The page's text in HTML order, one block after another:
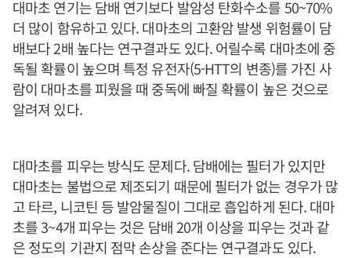
대마초 연기는 담배 연기보다 발암성 탄화수소를 50~70%
더 많이 함유하고 있다. 대마초의 고환암 발생 위험률이 담
배보다 2배 높다는 연구결과도 있다. 어릴수록 대마초에 중
독될 확률이 높으며 특정 유전자(5-HTT의 변종)를 가진 사
람이 대마초를 피웠을 때 중독에 빠질 확률이 높은 것으로
알려져 있다.
대마초를 피우는 방식도 문제다. 담배에는 필터가 있지만
대마초는 불법으로 제조되기 때문에 필터가 없는 경우가 많
고 타르, 니코틴 등 발암물질이 그대로 흡입하게 된다. 대마
초를 3~4개 피우는 것은 담배 20개 이상을 피우는 것과 같
은 정도의 기관지 점막 손상을 준다는 연구결과도 있다.